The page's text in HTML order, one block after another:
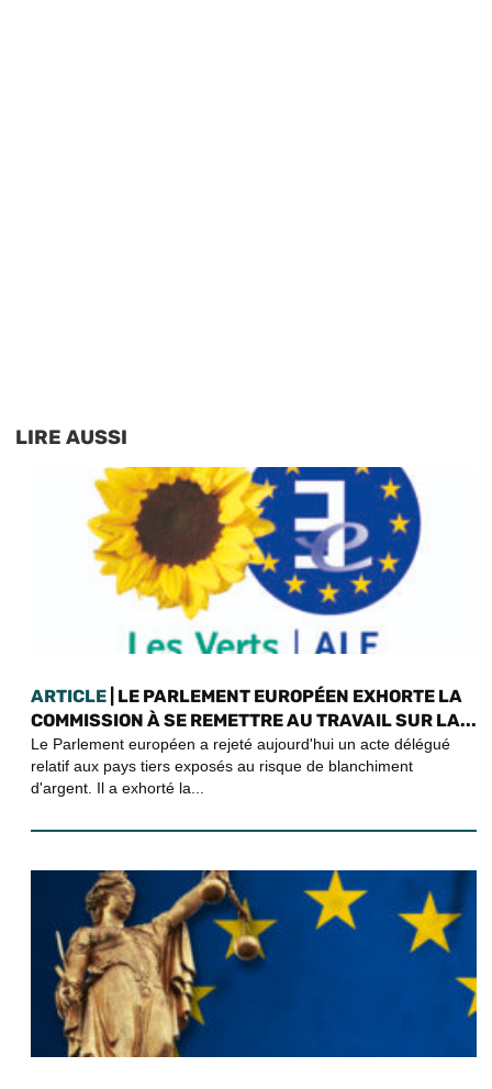
LIRE AUSSI
ARTICLE | LE PARLEMENT EUROPÉEN EXHORTE LA
COMMISSION À SE REMETTRE AU TRAVAIL SUR LA...
Le Parlement européen a rejeté aujourd'hui un acte délégué
relatif aux pays tiers exposés au risque de blanchiment
d'argent. Il a exhorté la...